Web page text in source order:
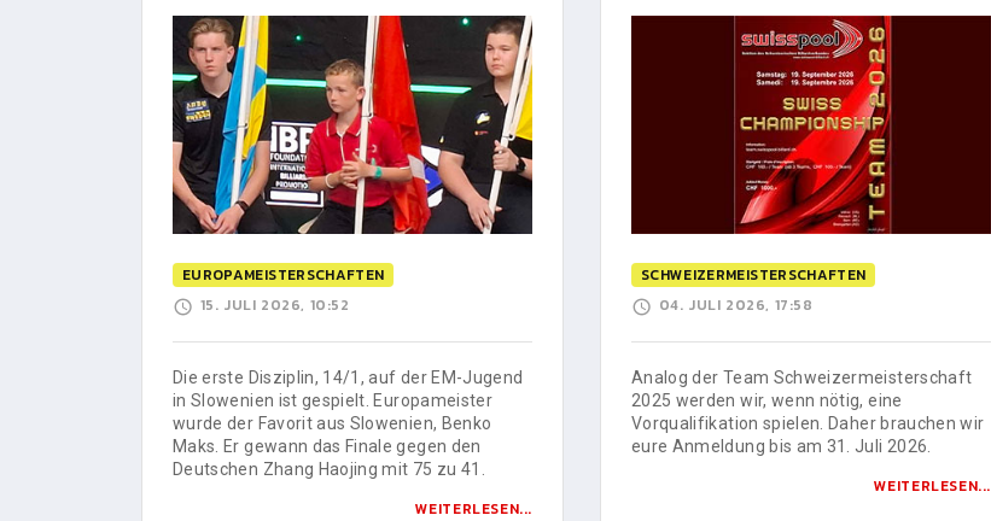
EUROPAMEISTERSCHAFTEN
15. JULI 2026, 10:52
Die erste Disziplin, 14/1, auf der EM-Jugend
in Slowenien ist gespielt. Europameister
wurde der Favorit aus Slowenien, Benko
Maks. Er gewann das Finale gegen den
Deutschen Zhang Haojing mit 75 zu 41.
WEITERLESEN...
SCHWEIZERMEISTERSCHAFTEN
04. JULI 2026, 17:58
Analog der Team Schweizermeisterschaft
2025 werden wir, wenn nötig, eine
Vorqualifikation spielen. Daher brauchen wir
eure Anmeldung bis am 31. Juli 2026.
WEITERLESEN...